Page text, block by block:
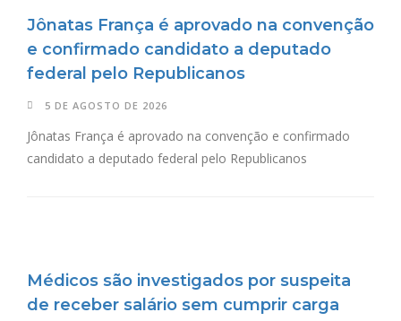
Jônatas França é aprovado na convenção
e confirmado candidato a deputado
federal pelo Republicanos
5 DE AGOSTO DE 2026
Jônatas França é aprovado na convenção e confirmado
candidato a deputado federal pelo Republicanos
Médicos são investigados por suspeita
de receber salário sem cumprir carga